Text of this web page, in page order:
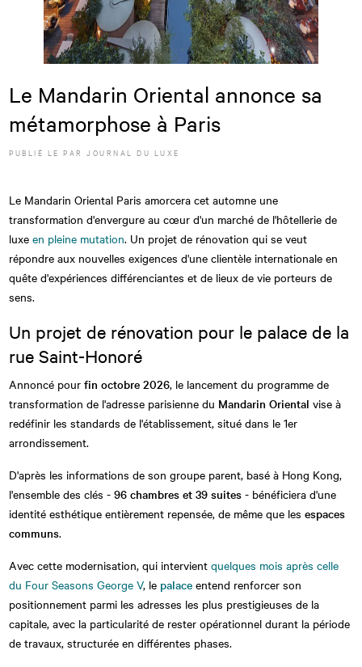
Le Mandarin Oriental annonce sa
métamorphose à Paris
PUBLIÉ LEPAR JOURNAL DU LUXE
Le Mandarin Oriental Paris amorcera cet automne une
transformation d'envergure au cœur d'un marché de l'hôtellerie de
luxeen pleine mutation. Un projet de rénovation qui se veut
répondre aux nouvelles exigences d'une clientèle internationale en
quête d'expériences différenciantes et de lieux de vie porteurs de
sens.
Un projet de rénovation pour le palace de la
rue Saint-Honoré
Annoncé pourfin octobre 2026, le lancement du programme de
transformation de l'adresse parisienne du Mandarin Oriental vise à
redéfinir les standards de l'établissement, situé dans le 1er
arrondissement.
D'après les informations de son groupe parent, basé à Hong Kong,
l'ensemble des clés -96 chambres et 39 suites - bénéficiera d'une
identité esthétique entièrement repensée, de même que lesespaces
communs.
Avec cette modernisation, qui intervientquelques mois après celle
du Four Seasons George V, le palace entend renforcer son
positionnement parmi les adresses les plus prestigieuses de la
capitale, avec la particularité de rester opérationnel durant la période
de travaux, structurée en différentes phases.